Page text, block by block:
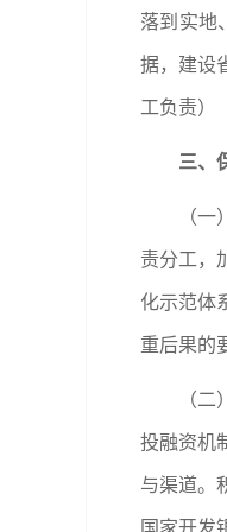
落到实地
据，建设
工负责）
三、
（
责分工，
化示范体
重后果的
（
投融资机
与渠道。
国家开发